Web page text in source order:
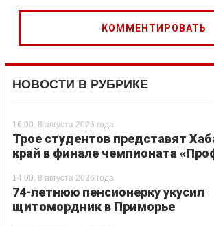
НОВОСТИ В РУБРИКЕ
16:00, 8 августа 2026 года
Трое студентов представят
край в финале чемпионата
14:00, 8 августа 2026 года
74-летнюю пенсионерку укусил
щитомордник в Приморье